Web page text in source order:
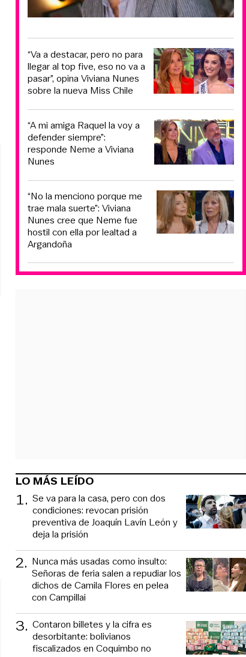
“Va a destacar, pero no para
llegar al top five, eso no va a
pasar”, opina Viviana Nunes
sobre la nueva Miss Chile
“A mi amiga Raquel la voy a
defender siempre”:
responde Neme a Viviana
Nunes
“No la menciono porque me
trae mala suerte”: Viviana
Nunes cree que Neme fue
hostil con ella por lealtad a
Argandoña
LO MÁS LEÍDO
1. Se va para la casa, pero con dos
condiciones: revocan prisión
preventiva de Joaquín Lavín León y
deja la prisión
2. Nunca más usadas como insulto:
Señoras de feria salen a repudiar los
dichos de Camila Flores en pelea
con Campillai
3. Contaron billetes y la cifra es
desorbitante: bolivianos
fiscalizados en Coquimbo no